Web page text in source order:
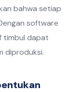
bahwa setiap
software
timbul dapat
diproduksi.